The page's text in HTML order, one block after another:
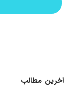
آخرین مطالب